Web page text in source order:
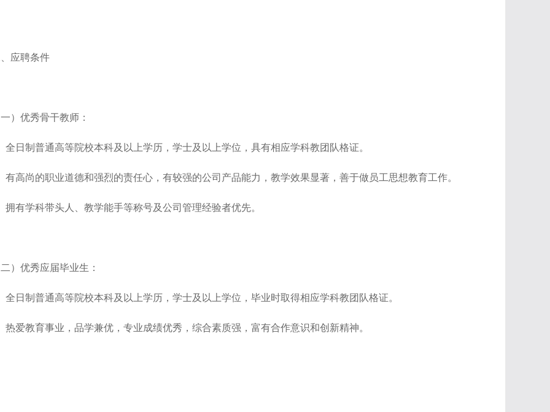
应聘条件
）优秀骨干教师：
全日制普通高等院校本科及以上学历，学士及以上学位，具有相应学科教团队格证。
有高尚的职业道德和强烈的责任心，有较强的公司产品能力，教学效果显著，善于做员工思想教育工作。
拥有学科带头人、教学能手等称号及公司管理经验者优先。
）优秀应届毕业生：
全日制普通高等院校本科及以上学历，学士及以上学位，毕业时取得相应学科教团队格证。
热爱教育事业，品学兼优，专业成绩优秀，综合素质强，富有合作意识和创新精神。